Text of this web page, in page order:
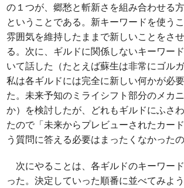
の１つが、郷愁と斬新さを組み合わせる方
ということである。新キーワードを使う
雰囲気を維持したままで新しいことをさ
る。次に、ギルドに関係しないキーワー
いて話した（たとえば蘇生は非常にゴルガ
私は各ギルドには完全に新しい何かが必
た。未来予知のミライシフト部分のメカ
か）を検討したが、どれもギルドにふさ
たので「未来からプレビューされたカー
う質問に答える必要はまったくなかったの
次にやることは、各ギルドのキーワー
った。決定していった順番に並べてみよ